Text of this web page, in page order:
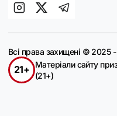
Всі права захищені ©
21+
Матеріали сайту
(21+)